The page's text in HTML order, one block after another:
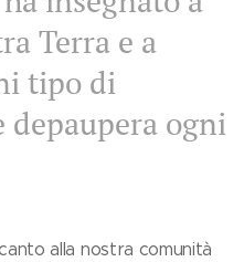
Terra e a
tipo di
depaupera ogni
alla nostra comunità